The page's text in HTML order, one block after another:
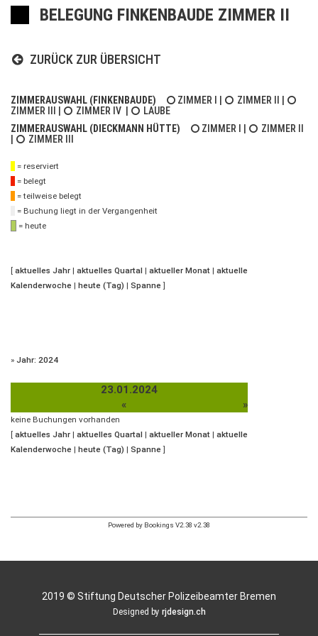
BELEGUNG FINKENBAUDE ZIMMER II
ZURÜCK ZUR ÜBERSICHT
ZIMMERAUSWAHL (FINKENBAUDE) ZIMMER I ZIMMER II
ZIMMER III
ZIMMER IV
LAUBE
ZIMMERAUSWAHL (DIECKMANN HÜTTE)
ZIMMER I
ZIMMER II
ZIMMER III
= reserviert
= belegt
= teilweise belegt
= Buchung liegt in der Vergangenheit
= heute
[ aktuelles Jahr | aktuelles Quartal | aktueller Monat | aktuelle
Kalenderwoche | heute (Tag) | Spanne ]
» Jahr: 2024
23.01.2024
«
»
keine Buchungen vorhanden
[ aktuelles Jahr | aktuelles Quartal | aktueller Monat | aktuelle
Kalenderwoche | heute (Tag) | Spanne ]
Powered by Bookings V2.38 v2.38
2019 © Stiftung Deutscher Polizeibeamter Bremen
Designed by rjdesign.ch